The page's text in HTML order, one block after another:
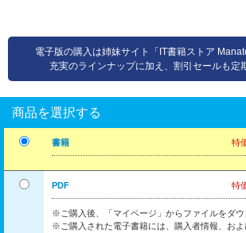
電子版の購入は姉妹サイト「IT書籍ストア
充実のラインナップに加え、割引セールも定
商品を選択する
書籍 特
PDF 特
※ご購入後、「マイページ」からファイルをダウ
※ご購入された電子書籍には、購入者情報、お